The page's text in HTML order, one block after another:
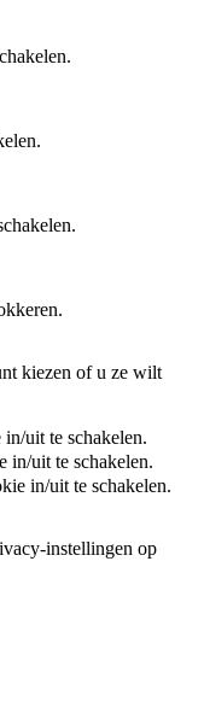
kiezen of u ze wilt
uit te schakelen.
uit te schakelen.
in/uit te schakelen.
instellingen op